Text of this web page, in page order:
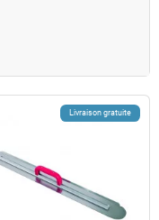
Livraison gratuite